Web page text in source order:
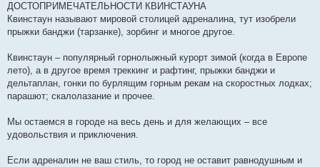
ДОСТОПРИМЕЧАТЕЛЬНОСТИ КВИНСТАУНА
Квинстаун называют мировой столицей адреналина, тут изобрели
прыжки банджи (тарзанке), зорбинг и многое другое.
Квинстаун – популярный горнолыжный курорт зимой (когда в Европе
лето), а в другое время треккинг и рафтинг, прыжки банджи и
дельтаплан, гонки по бурлящим горным рекам на скоростных лодках;
парашют; скалолазание и прочее.
Мы остаемся в городе на весь день и для желающих – все
удовольствия и приключения.
Если адреналин не ваш стиль, то город не оставит равнодушным и